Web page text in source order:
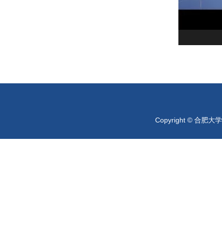
Copyright © 合肥大